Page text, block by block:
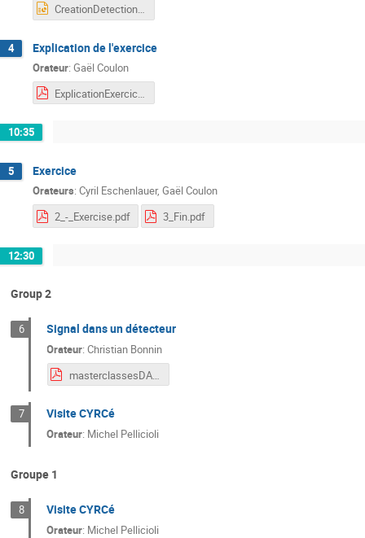
CreationDetection-2026.pptx
4 Explication de l'exercice
Orateur: Gaël Coulon
ExplicationExercice.pdf
10:35
5 Exercice
Orateurs: Cyril Eschenlauer, Gaël Coulon
2_-_Exercise.pdf
3_Fin.pdf
12:30
Group 2
6 Signal dans un détecteur
Orateur:Christian Bonnin
masterclassesDAQ.pdf
7 Visite CYRCé
Orateur: Michel Pellicioli
Groupe 1
8 Visite CYRCé
Orateur: Michel Pellicioli